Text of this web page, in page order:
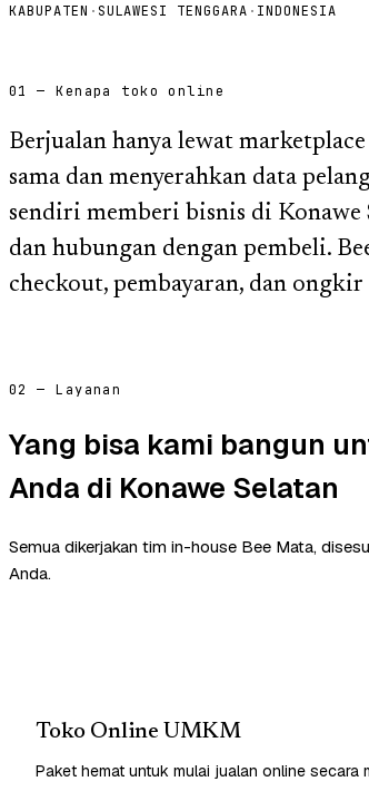
KABUPATEN · SULAWESI TENGGARA · INDONESIA
01 — Kenapa toko online
Berjualan hanya lewat
sama dan menyerahkan data
sendiri memberi bisnis di Konawe
dan hubungan dengan pembeli.
checkout, pembayaran, dan
02 — Layanan
Yang bisa kami bangun
Anda di Konawe Selatan
Semua dikerjakan tim in-house Bee Mata,
Anda.
Toko Online UMKM
Paket hemat untuk mulai jualan online secara